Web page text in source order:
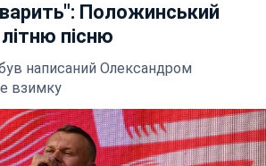
Положинський
пісню
був написаний Олександром
взимку